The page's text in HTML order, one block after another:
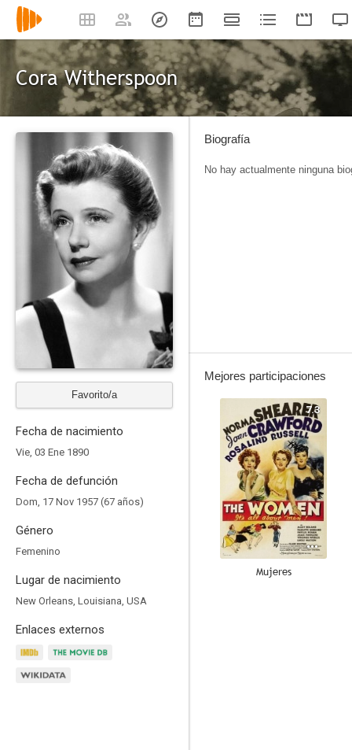
Cora Witherspoon
Favorito/a
Fecha de nacimiento
Vie, 03 Ene 1890
Fecha de defunción
Dom, 17 Nov 1957 (67 años)
Género
Femenino
Lugar de nacimiento
New Orleans, Louisiana, USA
Enlaces externos
Biografía
No hay actualmente ninguna
Mejores participaciones
7.3
Mujeres